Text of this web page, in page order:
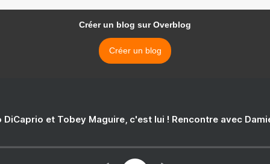
Créer un blog sur Overblog
Créer un blog
DiCaprio et Tobey Maguire, c'est lui ! Rencontre avec